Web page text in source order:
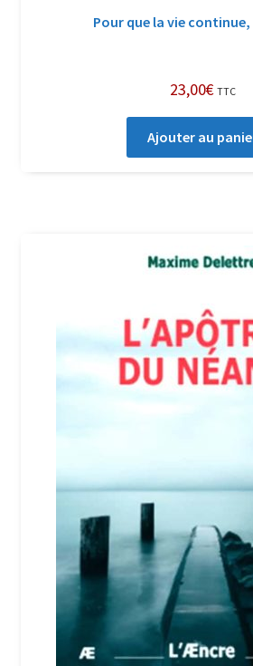
Pour que la vie continue,
23,00€ TTC
Ajouter au